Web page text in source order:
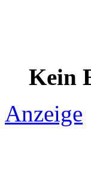
Kein
Anzeige